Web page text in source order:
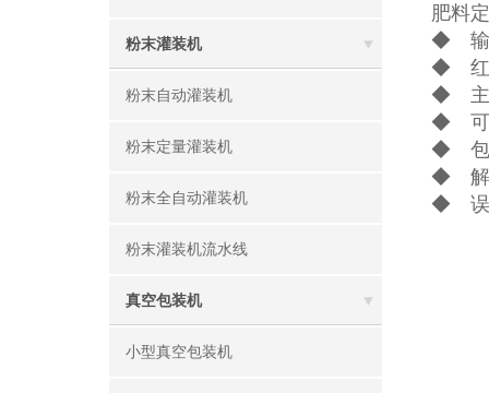
粉末灌装机
粉末自动灌装机
粉末定量灌装机
粉末全自动灌装机
粉末灌装机流水线
真空包装机
小型真空包装机
肥料
◆ 输
◆ 红
◆ 主
◆ 可
◆ 包
◆ 解
◆ 误